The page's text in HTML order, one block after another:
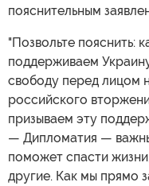
пояснительным
"Позвольте пояснить:
поддерживаем
свободу перед лицом
российского
призываем эту
— Дипломатия —
поможет спасти
другие. Как мы прямо